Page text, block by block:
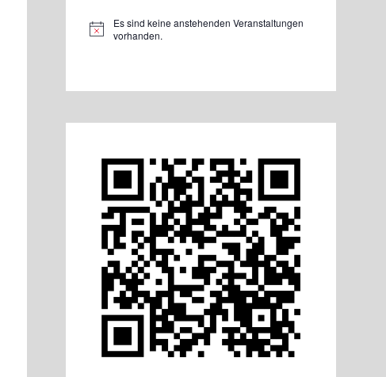
Hinweis
Es sind keine anstehenden Veranstaltungen
vorhanden.